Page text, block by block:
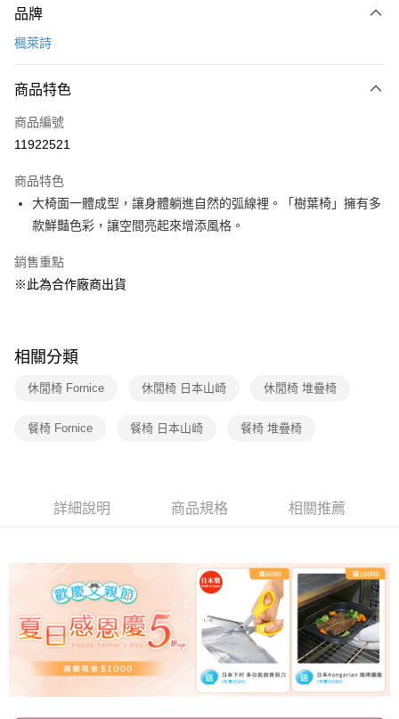
信用卡一次付款
Apple Pay
悠遊付
全盈+PAY
大哥付你分期
【大哥付你分期使用說明】
1.本服務由台灣大哥大提供，台灣大哥大用戶可立即使用無須另外申請。
4.訂單成立30分鐘內，如未前往確認交易或遇審核未通過，訂單將自動取
法說明評估內容。
1.分期款項不併入電信帳單，「大哥付你分期」於每月結算日後寄送繳費提
【注意事項】
2.基於同意付款使用「大哥付你分期」之契約關係目的，商店將以您的個人
資料（包含姓名、電話或地址）提供予台灣大哥大進項蒐集、處理及利用，
由本公司與您本人進行分期帳單所需資料之確認、核對及更正。
3.完整用戶服務條款，請詳閱以下連結：https://oppay.tw/userRule
ATM付款
宅配【父親節大回饋】限時$299免運
品牌
楓萊詩
商品特色
商品編號
11922521
商品特色
大椅面一體成型，讓身體躺進自然的弧線裡。「樹葉椅」擁有多
款鮮豔色彩，讓空間亮起來增添風格。
銷售重點
※此為合作廠商出貨
相關分類
休閒椅 Fornice 休閒椅 日本山崎 休閒椅 堆疊椅
餐椅 Fornice 餐椅 日本山崎 餐椅 堆疊椅
詳細說明 商品規格 相關推薦